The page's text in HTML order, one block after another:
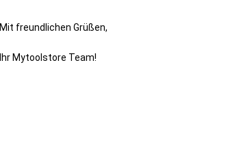
Mit freundlichen Grüßen,
Ihr Mytoolstore Team!